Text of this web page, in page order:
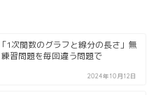
1次関数のグラフと線分の長さ」無
習問題を毎回違う問題で
2024年10月12日